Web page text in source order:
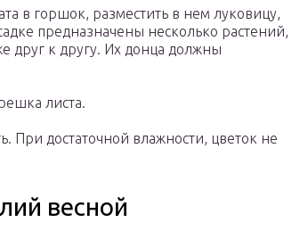
в горшок, разместить в нем луковицу,
предназначены несколько растений,
друг к другу. Их донца должны
листа.
При достаточной влажности, цветок не
весной